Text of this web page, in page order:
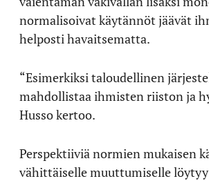
normalisoivat käytännöt jäävät
helposti havaitsematta.
“Esimerkiksi taloudellinen
mahdollistaa ihmisten riiston ja
Husso kertoo.
Perspektiiviä normien mukaisen
vähittäiselle muuttumiselle löytyy